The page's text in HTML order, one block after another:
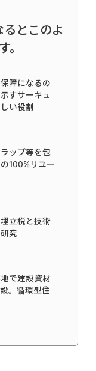
るとこのよ
。
障になるの
すサーキュ
い役割
ップ等を包
100%リユー
立税と技術
究
で建設資材
。循環型住